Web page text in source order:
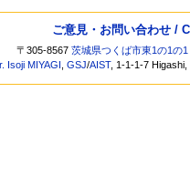
ご意見・お問い合わせ /
〒305-8567茨城県つくば市東1の1の1
Isoji MIYAGI ,GSJ/AIST, 1-1-1-7 Higashi,